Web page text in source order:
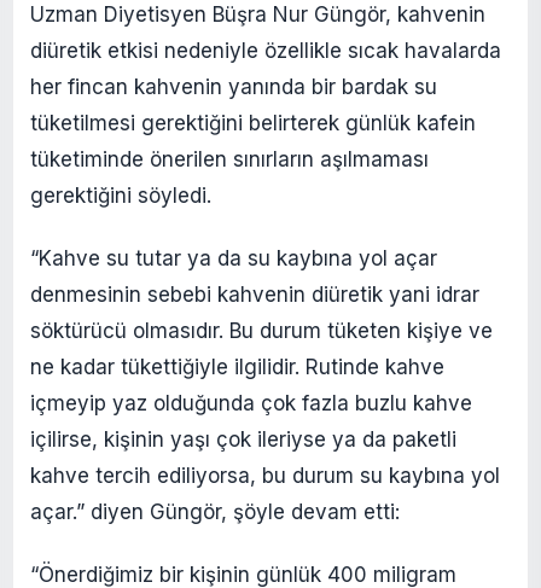
Uzman Diyetisyen Büşra Nur Güngör, kahvenin
diüretik etkisi nedeniyle özellikle sıcak havalarda
her fincan kahvenin yanında bir bardak su
tüketilmesi gerektiğini belirterek günlük kafein
tüketiminde önerilen sınırların aşılmaması
gerektiğini söyledi.
“Kahve su tutar ya da su kaybına yol açar
denmesinin sebebi kahvenin diüretik yani idrar
söktürücü olmasıdır. Bu durum tüketen kişiye ve
ne kadar tükettiğiyle ilgilidir. Rutinde kahve
içmeyip yaz olduğunda çok fazla buzlu kahve
içilirse, kişinin yaşı çok ileriyse ya da paketli
kahve tercih ediliyorsa, bu durum su kaybına yol
açar.” diyen Güngör, şöyle devam etti:
“Önerdiğimiz bir kişinin günlük 400 miligram